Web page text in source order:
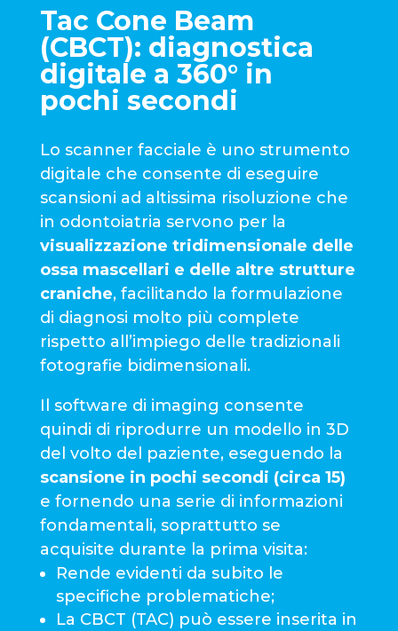
Tac Cone Beam
(CBCT): diagnostica
digitale a 360° in
pochi secondi
Lo scanner facciale è uno strumento
digitale che consente di eseguire
scansioni ad altissima risoluzione che
in odontoiatria servono per la
visualizzazione tridimensionale delle
ossa mascellari e delle altre strutture
craniche, facilitando la formulazione
di diagnosi molto più complete
rispetto all’impiego delle tradizionali
fotografie bidimensionali.
Il software di imaging consente
quindi di riprodurre un modello in 3D
del volto del paziente, eseguendo la
scansione in pochi secondi (circa 15)
e fornendo una serie di informazioni
fondamentali, soprattutto se
acquisite durante la prima visita:
Rende evidenti da subito le
specifiche problematiche;
La CBCT (TAC) può essere inserita in